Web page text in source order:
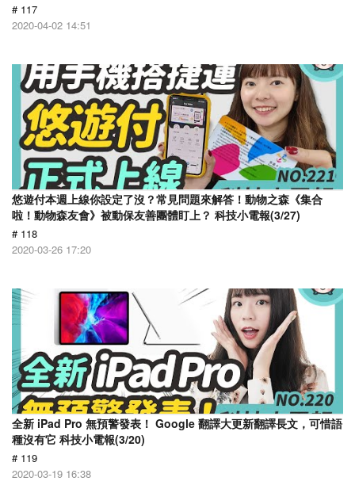
# 117
2020-04-02 14:51
悠遊付本週上線你設定了沒？常見問題來解答！動物之森《集合
啦！動物森友會》被動保友善團體盯上？ 科技小電報(3/27)
# 118
2020-03-26 17:20
全新 iPad Pro 無預警發表！ Google 翻譯大更新翻譯長文，可惜語
種沒有它 科技小電報(3/20)
# 119
2020-03-19 16:38